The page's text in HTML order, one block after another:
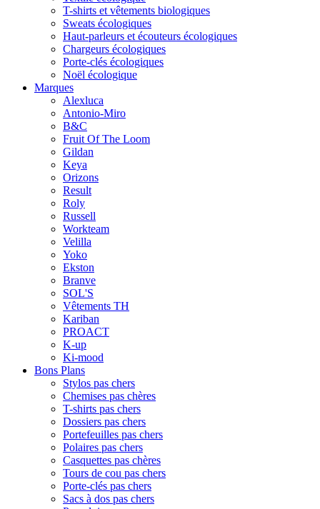
T-shirts et vêtements biologiques
Sweats écologiques
Haut-parleurs et écouteurs écologiques
Chargeurs écologiques
Porte-clés écologiques
Noël écologique
Marques
Alexluca
Antonio-Miro
B&C
Fruit Of The Loom
Gildan
Keya
Orizons
Result
Roly
Russell
Workteam
Velilla
Yoko
Ekston
Branve
SOL'S
Vêtements TH
Kariban
PROACT
K-up
Ki-mood
Bons Plans
Stylos pas chers
Chemises pas chères
T-shirts pas chers
Dossiers pas chers
Portefeuilles pas chers
Polaires pas chers
Casquettes pas chères
Tours de cou pas chers
Porte-clés pas chers
Sacs à dos pas chers